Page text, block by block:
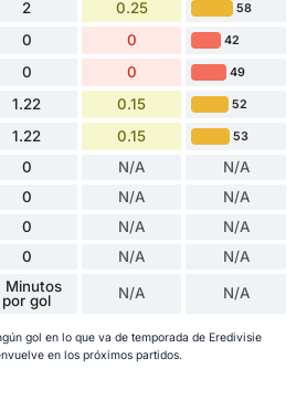
2 0.25 58
0 0 42
0 0 49
1.22 0.15 52
1.22 0.15 53
0 N/A N/A
0 N/A N/A
0 N/A N/A
0 N/A N/A
Minutos
por gol
N/A N/A
gol en lo que va de temporada de Eredivisie
en los próximos partidos.